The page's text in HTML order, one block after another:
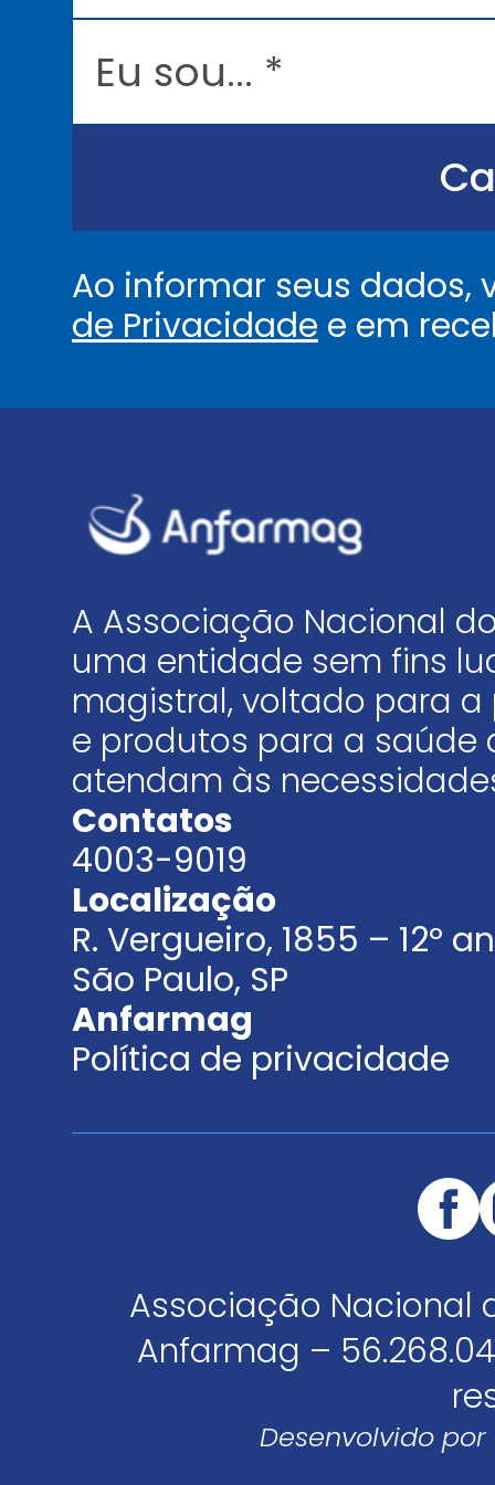
lE
.
Ao informar seus
de Privacidade e em
A Associação Nacional
uma entidade sem fins
magistral, voltado para
e produtos para a saúde
atendam às
Contatos
4003-9019
Localização
R. Vergueiro, 1855 – 12º
São Paulo, SP
Anfarmag
Política de privacidade
Associação Nacional
Anfarmag –
Desenvolvido por